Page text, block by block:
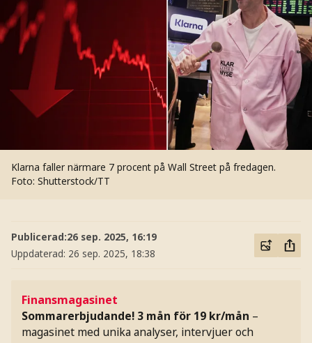
Klarna faller närmare 7 procent på Wall Street på fredagen.
Foto: Shutterstock/TT
Publicerad:26 sep. 2025, 16:19
Uppdaterad: 26 sep. 2025, 18:38
Finansmagasinet
Sommarerbjudande! 3 mån för 19 kr/mån –
magasinet med unika analyser, intervjuer och